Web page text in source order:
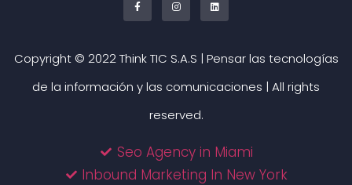
Copyright © 2022 Think TIC S.A.S | Pensar las tecnologías
de la información y las comunicaciones | All rights
reserved.
Seo Agency in Miami
Inbound Marketing In New York